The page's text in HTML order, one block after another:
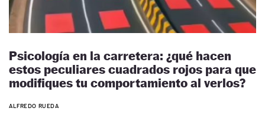
Psicología en la carretera: ¿qué hacen
estos peculiares cuadrados rojos para que
modifiques tu comportamiento al verlos?
ALFREDO RUEDA